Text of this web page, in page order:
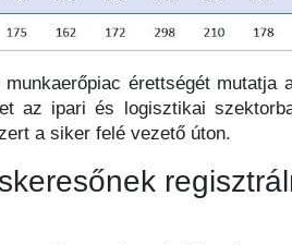
érettségét mutatja
az ipari és logisztikai
a siker felé vezető úton.